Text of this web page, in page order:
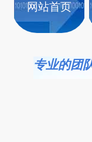
网站首页
专业的团